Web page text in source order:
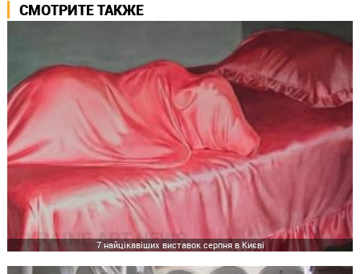
СМОТРИТЕ ТАКЖЕ
7 найцікавіших виставок серпня в Києві